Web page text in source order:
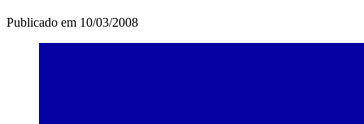
Publicado em 10/03/2008